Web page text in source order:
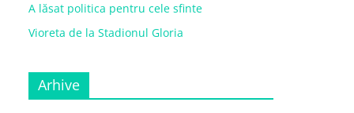
A lăsat politica pentru cele sfinte
Vioreta de la Stadionul Gloria
Arhive